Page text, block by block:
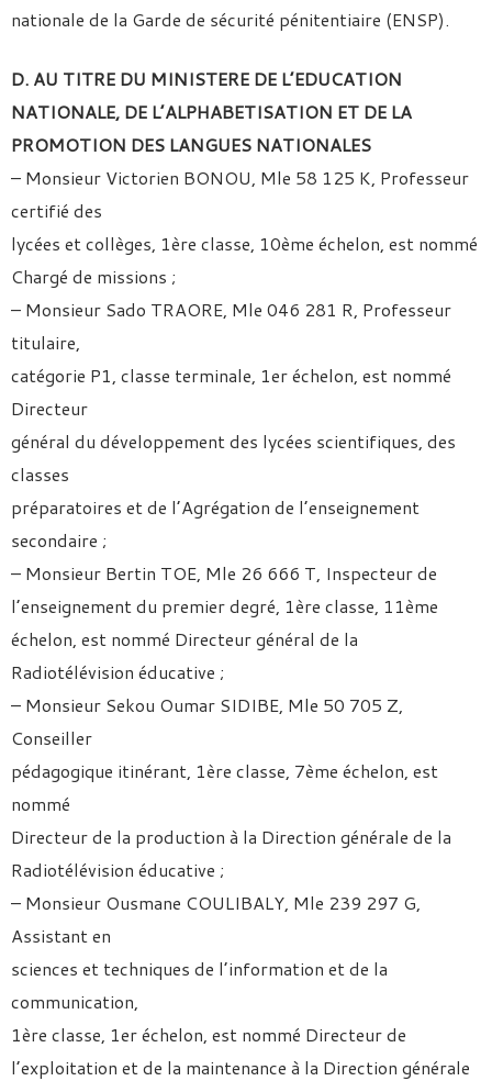
nationale de la Garde de sécurité pénitentiaire (ENSP).
D. AU TITRE DU MINISTERE DE L’EDUCATION
NATIONALE, DE L’ALPHABETISATION ET DE LA
PROMOTION DES LANGUES NATIONALES
– Monsieur Victorien BONOU, Mle 58 125 K, Professeur
certifié des
lycées et collèges, 1ère classe, 10ème échelon, est nommé
Chargé de missions ;
– Monsieur Sado TRAORE, Mle 046 281 R, Professeur
titulaire,
catégorie P1, classe terminale, 1er échelon, est nommé
Directeur
général du développement des lycées scientifiques, des
classes
préparatoires et de l’Agrégation de l’enseignement
secondaire ;
– Monsieur Bertin TOE, Mle 26 666 T, Inspecteur de
l’enseignement du premier degré, 1ère classe, 11ème
échelon, est nommé Directeur général de la
Radiotélévision éducative ;
– Monsieur Sekou Oumar SIDIBE, Mle 50 705 Z,
Conseiller
pédagogique itinérant, 1ère classe, 7ème échelon, est
nommé
Directeur de la production à la Direction générale de la
Radiotélévision éducative ;
– Monsieur Ousmane COULIBALY, Mle 239 297 G,
Assistant en
sciences et techniques de l’information et de la
communication,
1ère classe, 1er échelon, est nommé Directeur de
l’exploitation et de la maintenance à la Direction générale